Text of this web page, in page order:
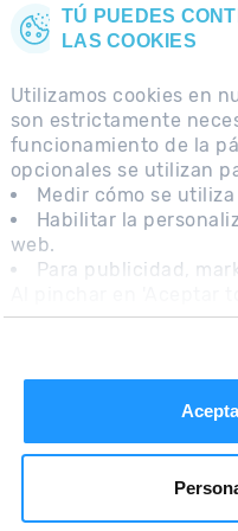
TÚ PUEDES
LAS COOKIES
Utilizamos cookies en
son estrictamente
funcionamiento de la
opcionales se utilizan
Medir cómo se
Habilitar la
web.
Para publicidad,
instalación de las
CONTACTO
PREGUNTAS FRECUENTES